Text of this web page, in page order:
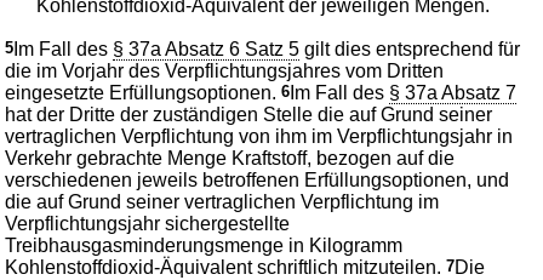
Kohlenstoffdioxid-Äquivalent der jeweiligen Mengen.
5 Im Fall des § 37a Absatz 6 Satz 5 gilt dies entsprechend für
die im Vorjahr des Verpflichtungsjahres vom Dritten
eingesetzte Erfüllungsoptionen.6 Im Fall des § 37a Absatz 7
hat der Dritte der zuständigen Stelle die auf Grund seiner
vertraglichen Verpflichtung von ihm im Verpflichtungsjahr in
Verkehr gebrachte Menge Kraftstoff, bezogen auf die
verschiedenen jeweils betroffenen Erfüllungsoptionen, und
die auf Grund seiner vertraglichen Verpflichtung im
Verpflichtungsjahr sichergestellte
Treibhausgasminderungsmenge in Kilogramm
Kohlenstoffdioxid-Äquivalent schriftlich mitzuteilen.7Die